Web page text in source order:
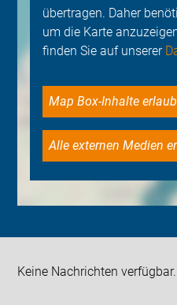
übertragen. Daher
um die Karte
finden Sie auf unserer
Map Box-Inhalte
Alle externen Medien
Keine Nachrichten verfügbar.